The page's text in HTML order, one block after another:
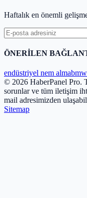
Haftalık en önemli
ÖNERİLEN
endüstriyel nem alma
© 2026 HaberPanel Pro.
sorunlar ve tüm iletişim
mail adresimizden
Sitemap